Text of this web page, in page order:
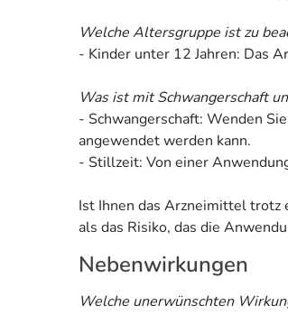
Welche Altersgruppe ist zu
- Kinder unter 12 Jahren: Das
Was ist mit Schwangerschaft
- Schwangerschaft: Wenden
angewendet werden kann.
- Stillzeit: Von einer
Ist Ihnen das Arzneimittel trotz
als das Risiko, das die
Nebenwirkungen
Welche unerwünschten